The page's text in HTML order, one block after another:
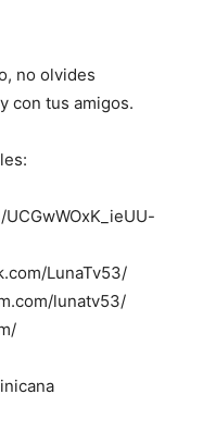
no olvides
con tus amigos.
LunaTv53/
lunatv53/